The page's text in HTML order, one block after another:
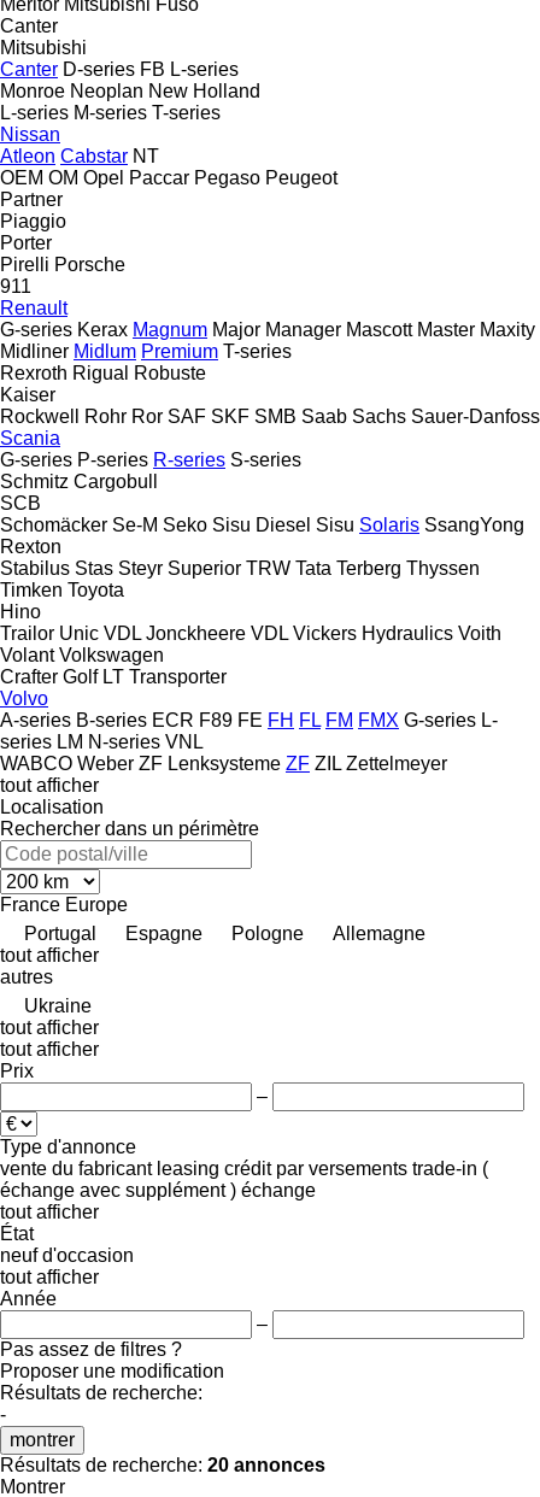
Canter
Mitsubishi
Canter D-series FB L-series
Monroe Neoplan New Holland
L-series M-series T-series
Nissan
Atleon Cabstar NT
OEM OM Opel Paccar Pegaso Peugeot
Partner
Piaggio
Porter
Pirelli Porsche
911
Renault
G-series Kerax Magnum Major Manager Mascott Master Maxity
Midliner Midlum Premium T-series
Rexroth Rigual
Robuste
Kaiser
Rockwell
Rohr Ror SAF SKF SMB Saab Sachs Sauer-Danfoss
Scania
G-series P-series R-series S-series
Schmitz Cargobull
SCB
Schomäcker Se-M Seko Sisu Diesel Sisu Solaris SsangYong
Rexton
Stabilus Stas Steyr Superior TRW Tata Terberg Thyssen
Timken Toyota
Hino
Trailor Unic VDL Jonckheere VDL Vickers Hydraulics Voith
Volant Volkswagen
Crafter Golf LT Transporter
Volvo
A-series B-series ECR F89 FE FH FL FM FMX G-series L-
series LM N-series VNL
WABCO Weber ZF Lenksysteme ZF ZIL Zettelmeyer
tout afficher
Localisation
Rechercher dans un périmètre
France Europe
Portugal
Espagne Pologne
Allemagne
tout afficher
autres
Ukraine
tout afficher
tout afficher
Prix
–
Type d'annonce
vente du fabricant leasing crédit par versements trade-in (
échange avec supplément ) échange
tout afficher
État
neuf d'occasion
tout afficher
Année
–
Pas assez de filtres ?
Proposer une modification
Résultats de recherche:
-
montrer
Résultats de recherche: 20 annonces
Montrer